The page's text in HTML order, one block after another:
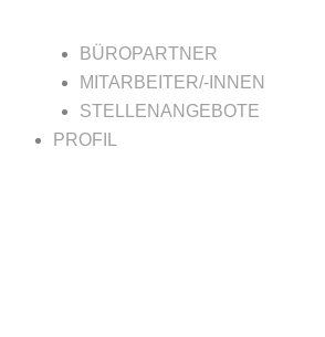
BÜROPARTNER
MITARBEITER/-INNEN
STELLENANGEBOTE
PROFIL